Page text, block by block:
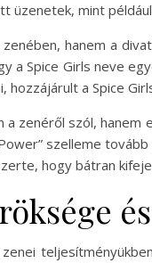
üzenetek, mint
hanem a
a Spice Girls neve
a Spice
a zenéről szól,
szelleme
hogy bátran